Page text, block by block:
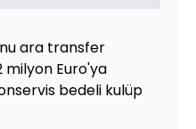
ara transfer
milyon Euro'ya
bedeli kulüp